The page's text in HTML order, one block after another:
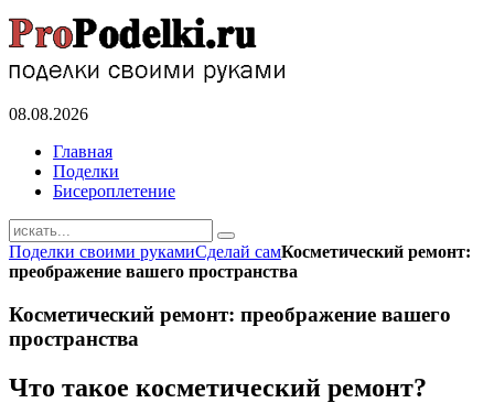
08.08.2026
Главная
Поделки
Бисероплетение
Поделки своими рукамиСделай самКосметический ремонт:
преображение вашего пространства
Косметический ремонт: преображение вашего
пространства
Что такое косметический ремонт?